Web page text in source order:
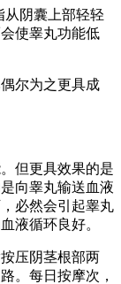
阴囊上部轻轻
使睾丸功能低
尔为之更具成
但更具效果的是
向睾丸输送血液
必然会引起睾丸
液循环良好。
压阴茎根部两
。每日按摩次，